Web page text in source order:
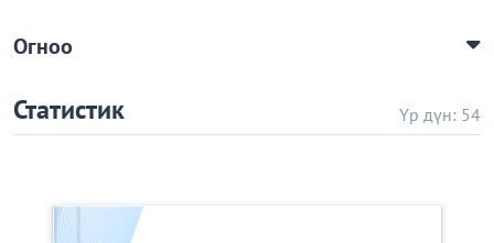
Огноо
Статистик Үр дүн: 54